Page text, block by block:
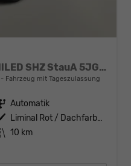
FR DSG NeuMod AHK VollLED SHZ StauA 5JGar
Fahrzeug mit Tageszulassung
Getriebe Automatik
Außenfarbe
Liminal Rot / Dachfarbe schwarz
Kilometerstand 10 km